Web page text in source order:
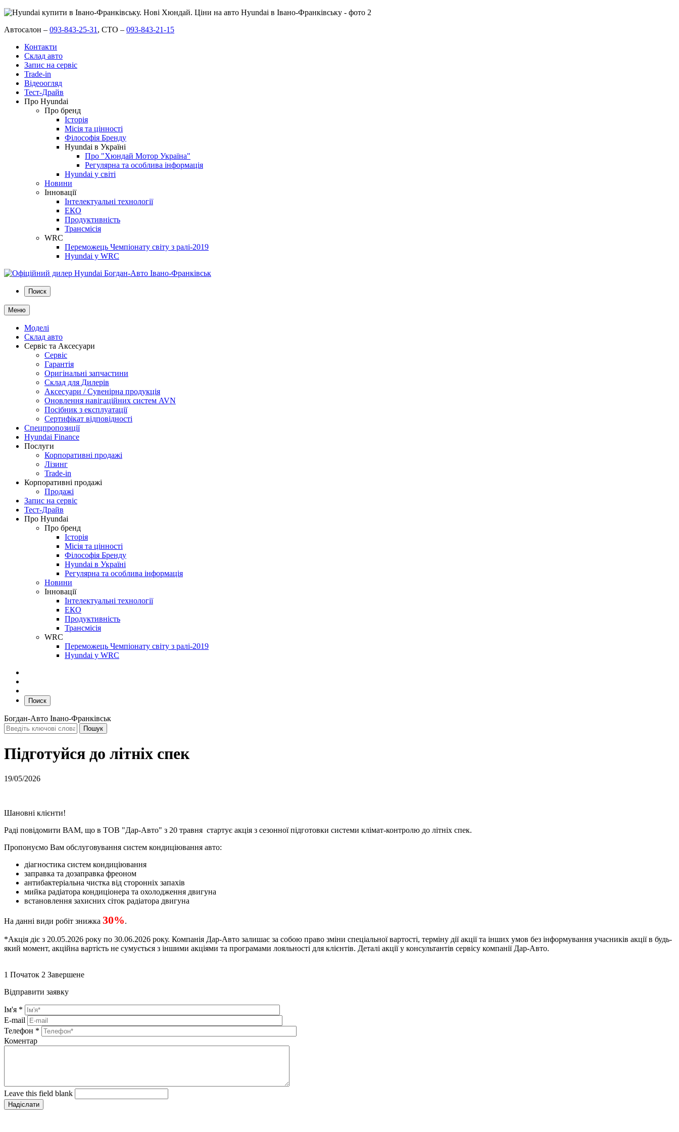
Автосалон – 093-843-25-31 , СТО – 093-843-21-15
Контакти
Склад авто
Запис на сервіс
Trade-in
Відеоогляд
Тест-Драйв
Про Hyundai
Про бренд
Історія
Місія та цінності
Філософія Бренду
Hyundai в Україні
Про "Хюндай Мотор Україна"
Регулярна та особлива інформація
Hyundai у світі
Новини
Інновації
Інтелектуальні технології
ЕКО
Продуктивність
Трансмісія
WRC
Переможець Чемпіонату світу з ралі-2019
Hyundai у WRC
Поиск
Меню
Моделі
Склад авто
Сервіс та Аксесуари
Сервіс
Гарантія
Оригінальні запчастини
Склад для Дилерів
Аксесуари / Сувенірна продукція
Оновлення навігаційних систем AVN
Посібник з експлуатації
Сертифікат відповідності
Спецпропозиції
Hyundai Finance
Послуги
Корпоративні продажі
Лізинг
Trade-in
Корпоративні продажі
Продажі
Запис на сервіс
Тест-Драйв
Про Hyundai
Про бренд
Історія
Місія та цінності
Філософія Бренду
Hyundai в Україні
Регулярна та особлива інформація
Новини
Інновації
Інтелектуальні технології
ЕКО
Продуктивність
Трансмісія
WRC
Переможець Чемпіонату світу з ралі-2019
Hyundai у WRC
Поиск
Богдан-Авто Івано-Франківськ
Підготуйся до літніх спек
19/05/2026
Шановні клієнти!
Раді повідомити ВАМ, що в ТОВ "Дар-Авто" з 20 травня стартує акція з сезонної підготовки системи клімат-контролю до літніх спек.
Пропонуємо Вам обслуговування систем кондиціювання авто:
діагностика систем кондиціювання
заправка та дозаправка фреоном
антибактеріальна чистка від сторонніх запахів
мийка радіатора кондиціонера та охолодження двигуна
встановлення захисних сіток радіатора двигуна
На данні види робіт знижка 30%.
*Акція діє з 20.05.2026 року по 30.06.2026 року. Компанія Дар-Авто залишає за собою право зміни спеціальної вартості, терміну дії акції та інших умов без інформування учасників акції в будь-
який момент, акційна вартість не сумується з іншими акціями та програмами лояльності для клієнтів. Деталі акції у консультантів сервісу компанії Дар-Авто.
1 Початок 2 Завершене
Відправити заявку
Ім'я *
E-mail
Телефон *
Коментар
Leave this field blank